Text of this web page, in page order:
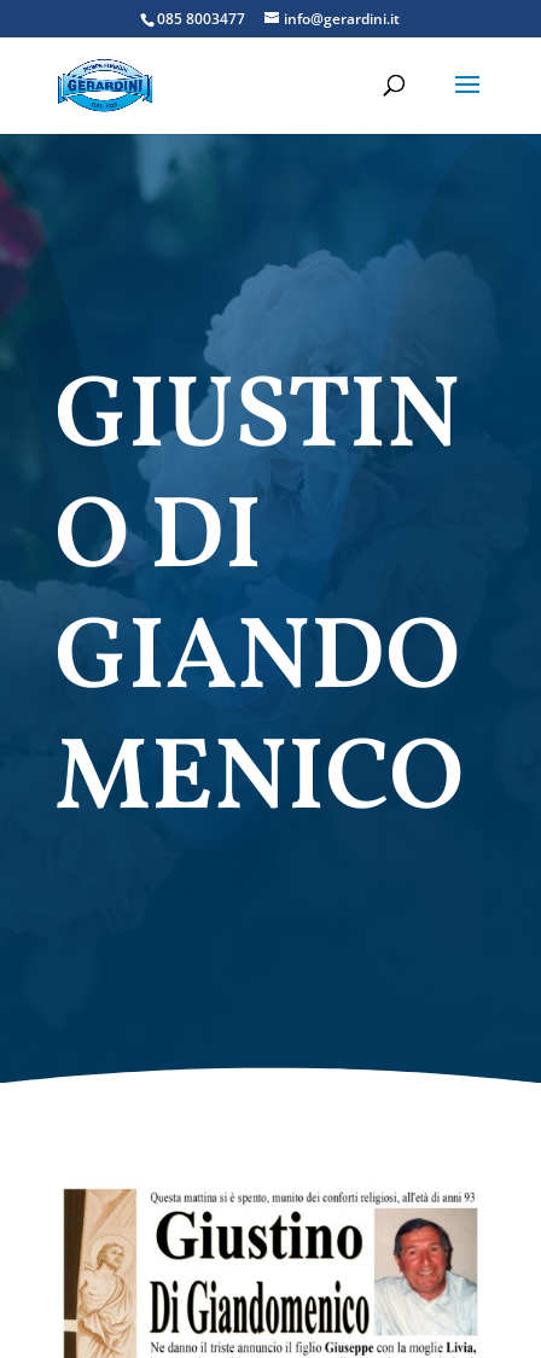
085 8003477 info@gerardini.it
GIUSTIN
O DI
GIANDO
MENICO